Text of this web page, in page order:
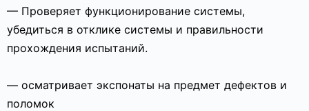
— Проверяет функционирование системы,
убедиться в отклике системы и правильности
прохождения испытаний.
— осматривает экспонаты на предмет дефектов и
поломок